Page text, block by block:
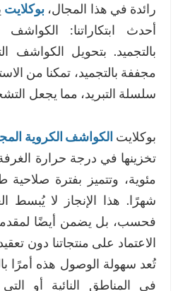
رائدة في هذا المجال، بوكلايت
أحدث ابتكاراتنا: الكواشف
بالتجميد. بتحويل الكواشف
مجففة بالتجميد، تمكنا من
سلسلة التبريد، مما يجعل
بوكلايت الكواشف الكروية
شهرًا. هذا الإنجاز لا يُبسط
فحسب، بل يضمن أيضًا
الاعتماد على منتجاتنا دون
تُعد سهولة الوصول هذه أمرًا
في المناطق النائية أو